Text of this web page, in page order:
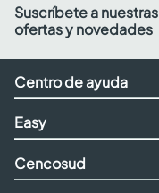
Suscríbete a nuestras
ofertas y novedades
Centro de ayuda
Easy
Cencosud